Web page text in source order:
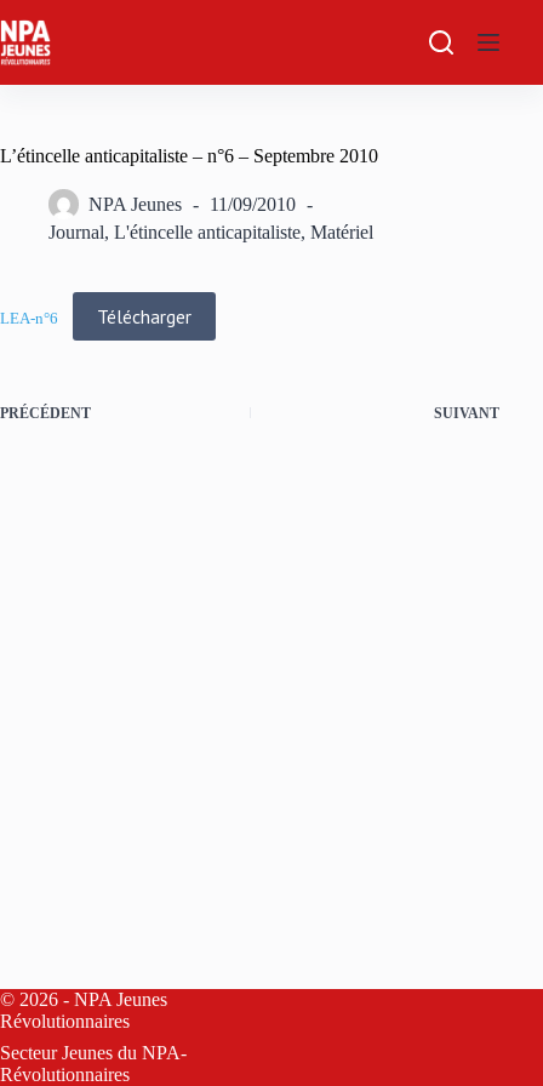
au
contenu
L’étincelle anticapitaliste – n°6 – Septembre 2010
NPA Jeunes
11/09/2010
Journal, L'étincelle anticapitaliste, Matériel
LEA-n°6 Télécharger
PRÉCÉDENT SUIVANT
© 2026 - NPA Jeunes
Révolutionnaires
Secteur Jeunes du NPA-
Révolutionnaires